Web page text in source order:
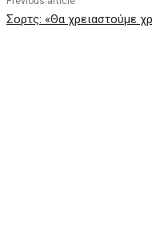
Σορτς: «Θα χρειαστούμε